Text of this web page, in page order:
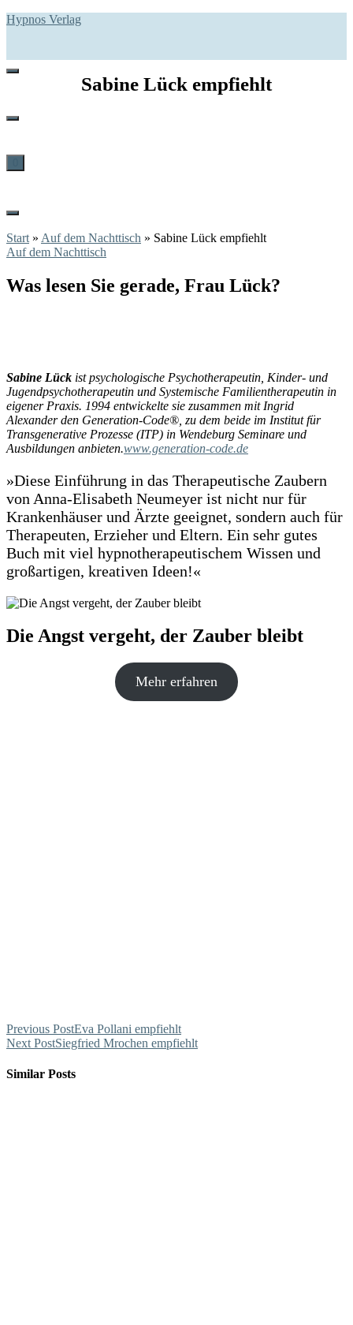
Hypnos Verlag
Sabine Lück empfiehlt
Start » Auf dem Nachttisch » Sabine Lück empfiehlt
Auf dem Nachttisch
Was lesen Sie gerade, Frau Lück?
Sabine Lück ist psychologische Psychotherapeutin, Kinder- und
Jugendpsychotherapeutin und Systemische Familientherapeutin in
eigener Praxis. 1994 entwickelte sie zusammen mit Ingrid
Alexander den Generation-Code®, zu dem beide im Institut für
Transgenerative Prozesse (ITP) in Wendeburg Seminare und
Ausbildungen anbieten.www.generation-code.de
»Diese Einführung in das Therapeutische Zaubern
von Anna-Elisabeth Neumeyer ist nicht nur für
Krankenhäuser und Ärzte geeignet, sondern auch für
Therapeuten, Erzieher und Eltern. Ein sehr gutes
Buch mit viel hypnotherapeutischem Wissen und
großartigen, kreativen Ideen!«
Die Angst vergeht, der Zauber bleibt
Mehr erfahren
Previous PostEva Pollani empfiehlt
Next PostSiegfried Mrochen empfiehlt
Similar Posts